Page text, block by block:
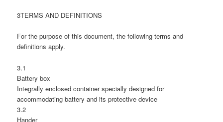
3TERMS AND DEFINITIONS
For the purpose of this document, the following terms and
definitions apply.
3.1
Battery box
Integrally enclosed container specially designed for
accommodating battery and its protective device
3.2
Hander